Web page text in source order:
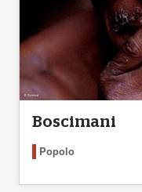
Boscimani
Popolo